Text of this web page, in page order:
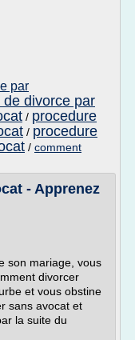
par
de divorce par
/ procedure
/ procedure
/ comment
- Apprenez
son mariage, vous
divorcer
et vous obstine
sans avocat et
la suite du